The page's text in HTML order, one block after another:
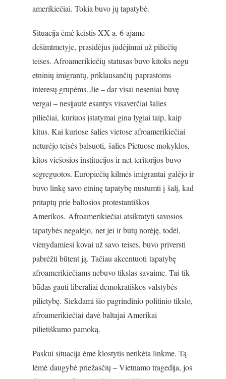
amerikiečiai. Tokia buvo jų tapatybė.
Situacija ėmė keistis XX a. 6-ajame
dešimtmetyje, prasidėjus judėjimui už piliečių
teises. Afroamerikiečių statusas buvo kitoks negu
etninių imigrantų, priklausančių paprastoms
interesų grupėms. Jie – dar visai neseniai buvę
vergai – nesijautė esantys visaverčiai šalies
piliečiai, kuriuos įstatymai gina lygiai taip, kaip
kitus. Kai kuriose šalies vietose afroamerikiečiai
neturėjo teisės balsuoti, šalies Pietuose mokyklos,
kitos viešosios institucijos ir net teritorijos buvo
segreguotos. Europiečių kilmės imigrantai galėjo ir
buvo linkę savo etninę tapatybę nustumti į šalį, kad
pritaptų prie baltosios protestantiškos
Amerikos. Afroamerikiečiai atsikratyti savosios
tapatybės negalėjo, net jei ir būtų norėję, todėl,
vienydamiesi kovai už savo teises, buvo priversti
pabrėžti būtent ją. Tačiau akcentuoti tapatybę
afroamerikiečiams nebuvo tikslas savaime. Tai tik
būdas gauti liberaliai demokratiškos valstybės
pilietybę. Siekdami šio pagrindinio politinio tikslo,
afroamerikiečiai davė baltajai Amerikai
pilietiškumo pamoką.
Paskui situacija ėmė klostytis netikėta linkme. Tą
lėmė daugybė priežasčių – Vietnamo tragedija, jos